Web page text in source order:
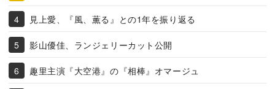
見上愛、『風、薫る』との1年を振り返る
影山優佳、ランジェリーカット公開
趣里主演『大空港』の『相棒』オマージュ